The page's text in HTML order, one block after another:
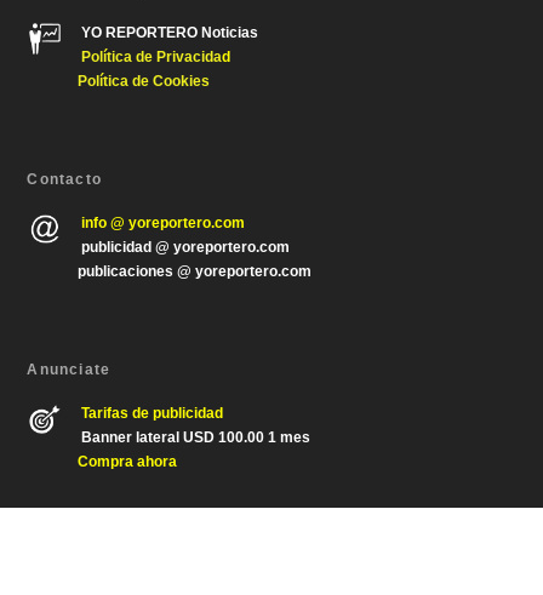
YO REPORTERO Noticias
Política de Privacidad
Política de Cookies
Contacto
info @ yoreportero.com
publicidad @ yoreportero.com
publicaciones @ yoreportero.com
Anunciate
Tarifas de publicidad
Banner lateral USD 100.00 1 mes
Compra ahora